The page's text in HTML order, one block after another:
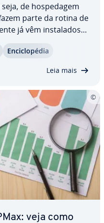
de hos­pe­da­gem
parte da rotina de
já vêm ins­ta­la­dos
podem ser sin­
Entre as pre­o­cu­
En­ci­clo­pé­dia
Leia mais
veja como